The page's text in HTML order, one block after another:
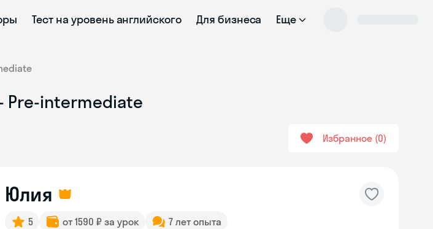
Тест на уровень английского Для бизнеса Еще
Pre-intermediate
Избранное 0
Юлия
5 от 1590 ₽ за урок 7 лет опыта